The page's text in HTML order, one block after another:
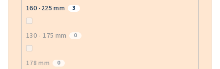
160 -225 mm 3
130 - 175 mm 0
178 mm 0